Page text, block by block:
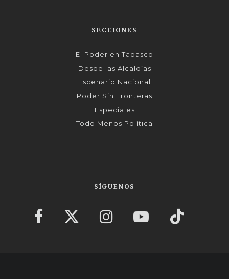
SECCIONES
El Poder en Tabasco
Desde las Alcaldías
Escenario Nacional
Poder Sin Fronteras
Especiales
Todo Menos Política
SÍGUENOS